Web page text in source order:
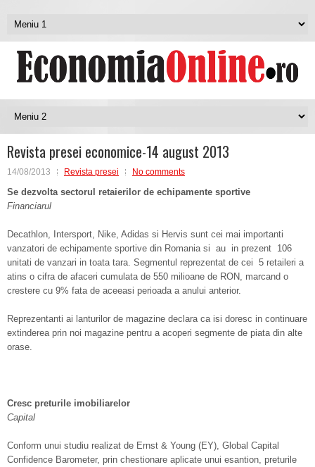
Revista presei economice-14 august 2013
14/08/2013 Revista presei No comments
Se dezvolta sectorul retaierilor de echipamente sportive
Financiarul
De­cathlon, In­ter­sport, Nike, Adi­das si Hervis sunt cei mai importanti
vanzatori de echipamente sportive din Romania si au in prezent 106
unitati de vanzari in toata tara. Segmentul reprezentat de cei 5 retaileri a
atins o cifra de afaceri cumulata de 550 milioane de RON, marcand o
crestere cu 9% fata de aceeasi perioada a anului anterior.
Reprezentanti ai lanturilor de magazine declara ca isi doresc in continuare
extinderea prin noi magazine pentru a acoperi segmente de piata din alte
orase.
Cresc preturile imobiliarelor
Capital
Conform unui studiu realizat de Ernst & Young (EY), Global Capital
Confidence Barometer, prin chestionare aplicate unui esantion, preturile